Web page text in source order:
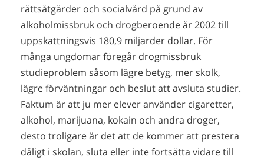
rättsåtgärder och socialvård på grund av
alkoholmissbruk och drogberoende år 2002 till
uppskattningsvis 180,9 miljarder dollar. För
många ungdomar föregår drogmissbruk
studieproblem såsom lägre betyg, mer skolk,
lägre förväntningar och beslut att avsluta studier.
Faktum är att ju mer elever använder cigaretter,
alkohol, marijuana, kokain och andra droger,
desto troligare är det att de kommer att prestera
dåligt i skolan, sluta eller inte fortsätta vidare till